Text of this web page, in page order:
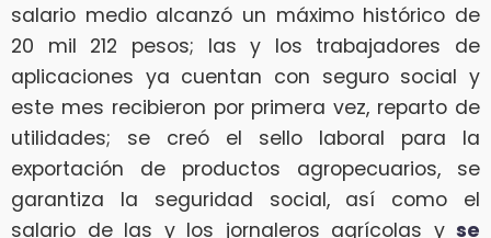
salario medio alcanzó un máximo histórico de
20 mil 212 pesos; las y los trabajadores de
aplicaciones ya cuentan con seguro social y
este mes recibieron por primera vez, reparto de
utilidades; se creó el sello laboral para la
exportación de productos agropecuarios, se
garantiza la seguridad social, así como el
salario de las y los jornaleros agrícolas y se